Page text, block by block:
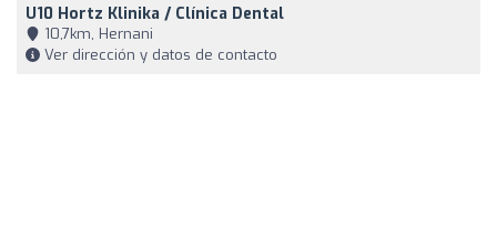
U10 Hortz Klinika / Clínica Dental
10,7km, Hernani
Ver dirección y datos de contacto